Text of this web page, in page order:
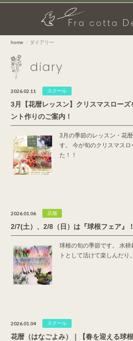
Fra cotta D
home ダイアリー
diary
2026.02.11 スクール
3月【花暦レッスン】クリスマスローズ
ント作りのご案内！
3月の季節のレッスン・花
す。 今が旬のクリスマス
た！！
2026.01.06 店舗
2/7(土）、2/8（日）は『球根フェア』
球根の旬の季節です。 水
トとして活けて楽しんだり
2026.01.04 スクール
花暦（はなごよみ）｜【春を迎える球